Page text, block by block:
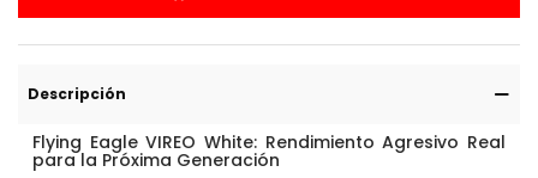
Descripción
Flying Eagle VIREO White: Rendimiento Agresivo Real
para la Próxima Generación